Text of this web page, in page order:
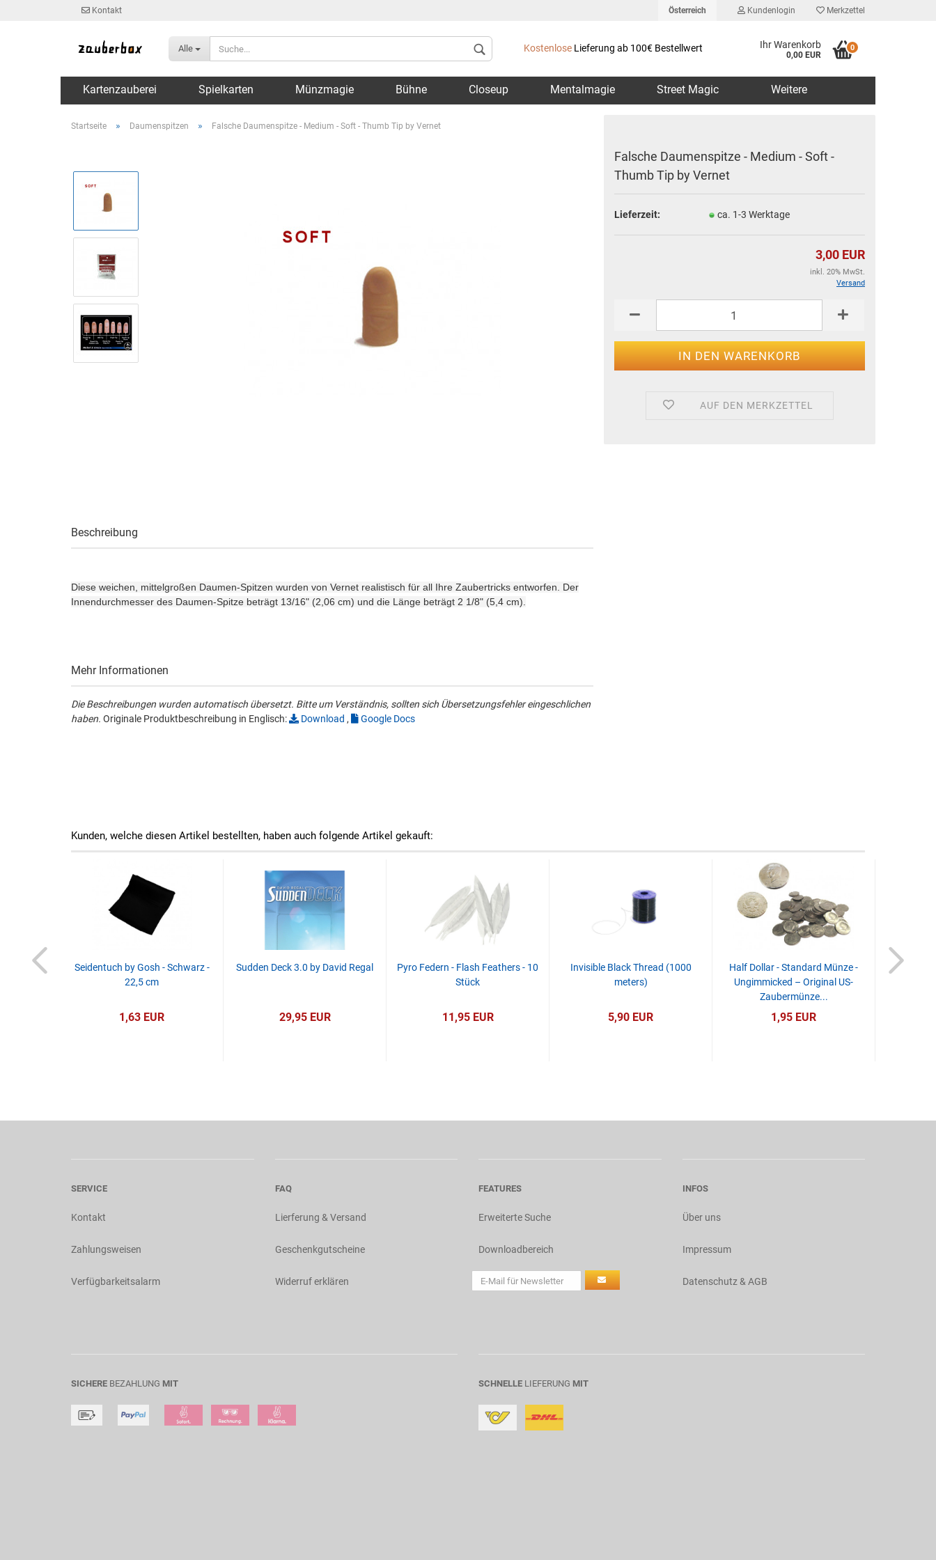
Kontakt Österreich
Lieferland
Kundenlogin Merkzettel
Alle Kostenlose Lieferung ab 100€ Bestellwert Ihr Warenkorb
0,00 EUR
0
Kartenzauberei Spielkarten Münzmagie Bühne Closeup Mentalmagie Street Magic Weitere
Startseite » Daumenspitzen » Falsche Daumenspitze - Medium - Soft - Thumb Tip by Vernet
Falsche Daumenspitze - Medium - Soft -
Thumb Tip by Vernet
Lieferzeit: ca. 1-3 Werktage
3,00 EUR
inkl. 20% MwSt.
Versand
AUF DEN MERKZETTEL
Beschreibung
Diese weichen, mittelgroßen Daumen-Spitzen wurden von Vernet realistisch für all Ihre Zaubertricks entworfen. Der
Innendurchmesser des Daumen-Spitze beträgt 13/16" (2,06 cm) und die Länge beträgt 2 1/8" (5,4 cm).
Mehr Informationen
Die Beschreibungen wurden automatisch übersetzt. Bitte um Verständnis, sollten sich Übersetzungsfehler eingeschlichen
haben. Originale Produktbeschreibung in Englisch: Download , Google Docs
Kunden, welche diesen Artikel bestellten, haben auch folgende Artikel gekauft:
- 15 cm
Seidentuch by Gosh - Schwarz -
22,5 cm
1,63 EUR
Sudden Deck 3.0 by David Regal
29,95 EUR
Pyro Federn - Flash Feathers - 10
Stück
11,95 EUR
Invisible Black Thread (1000
meters)
5,90 EUR
Half Dollar - Standard Münze -
Ungimmicked – Original US-
Zaubermünze...
1,95 EUR
Half
SERVICE
Kontakt
Zahlungsweisen
Verfügbarkeitsalarm
FAQ
Lierferung & Versand
Geschenkgutscheine
Widerruf erklären
FEATURES
Erweiterte Suche
Downloadbereich
INFOS
Über uns
Impressum
Datenschutz & AGB
SICHERE BEZAHLUNG MIT SCHNELLE LIEFERUNG MIT